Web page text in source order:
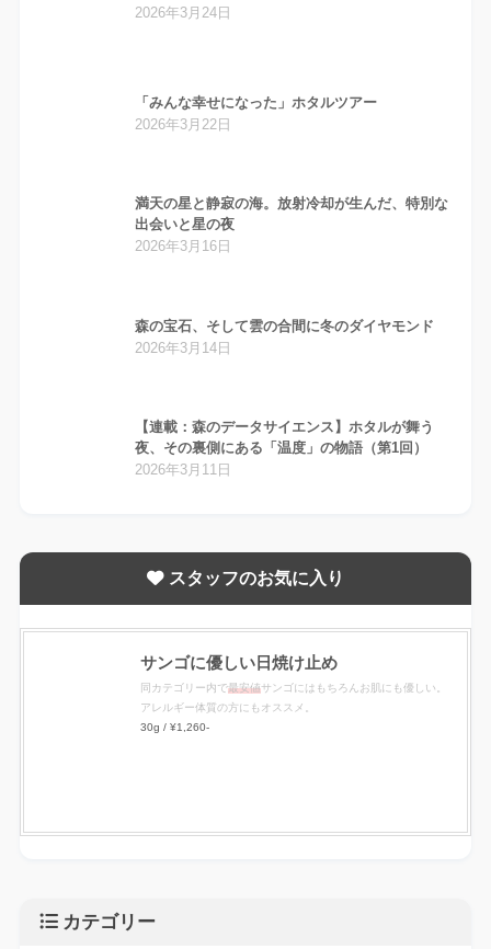
2026年3月24日
「みんな幸せになった」ホタルツアー
2026年3月22日
満天の星と静寂の海。放射冷却が生んだ、特別な
出会いと星の夜
2026年3月16日
森の宝石、そして雲の合間に冬のダイヤモンド
2026年3月14日
【連載：森のデータサイエンス】ホタルが舞う
夜、その裏側にある「温度」の物語（第1回）
2026年3月11日
スタッフのお気に入り
サンゴに優しい日焼け止め
同カテゴリー内で最安値サンゴにはもちろんお肌にも優しい。
アレルギー体質の方にもオススメ。
30g / ¥1,260-
カテゴリー